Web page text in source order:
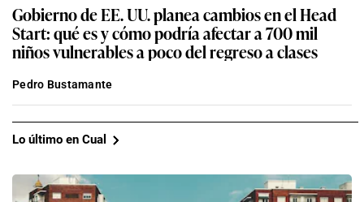
Gobierno de EE. UU. planea cambios en el Head
Start: qué es y cómo podría afectar a 700 mil
niños vulnerables a poco del regreso a clases
Pedro Bustamante
Lo último en Cual